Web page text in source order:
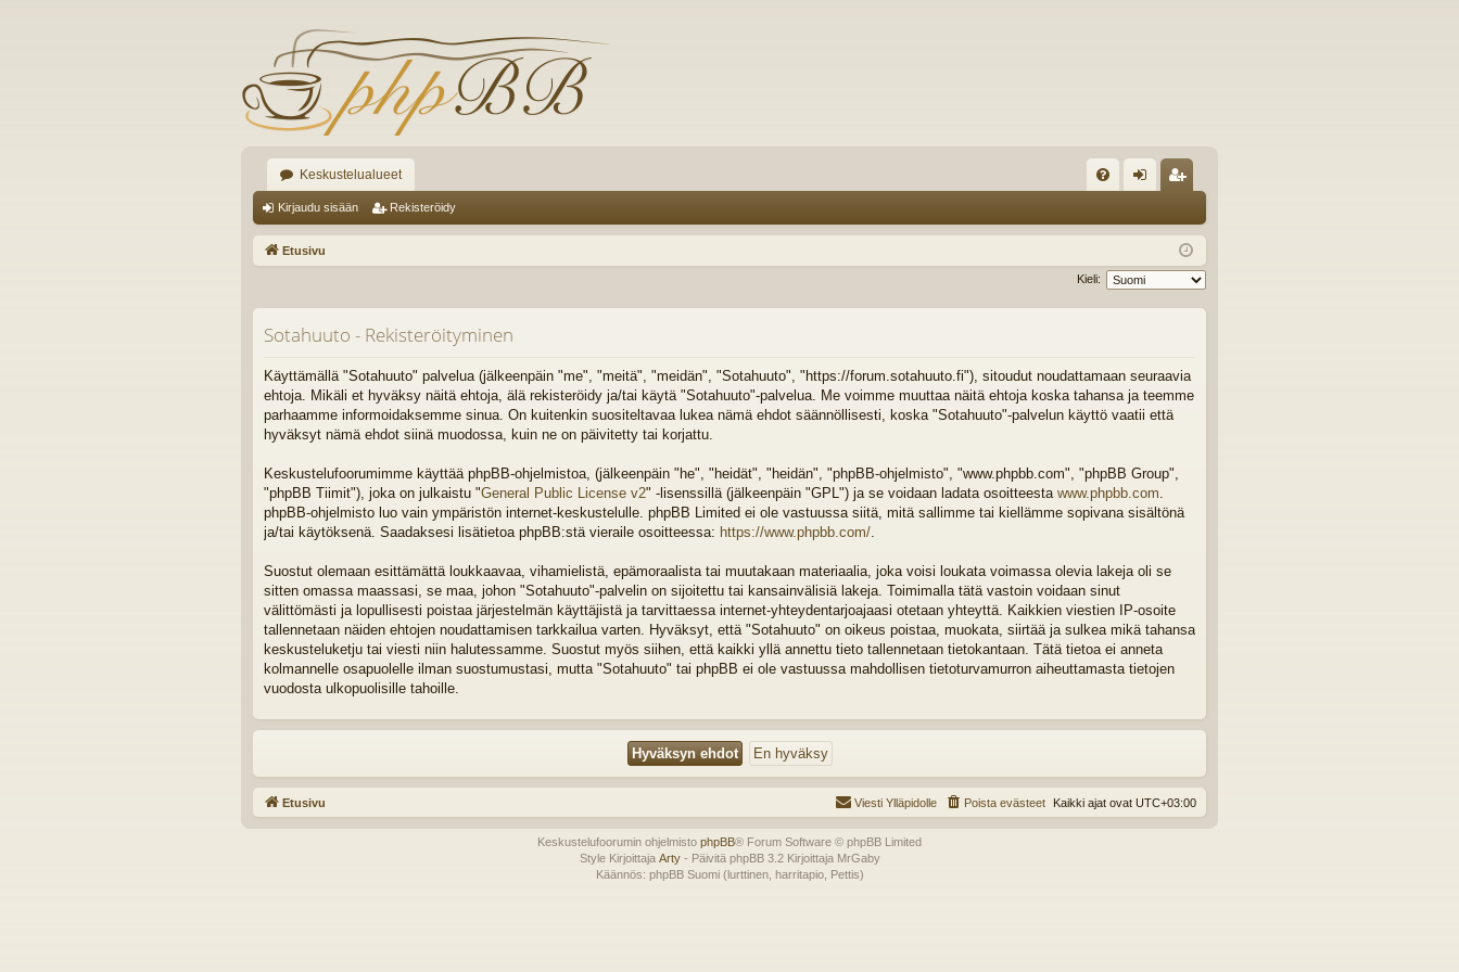
Keskustelualueet
K
K
au
du
si
än
ist
er
öi
Kirjaudu sisään Rekisteröidy
Etusivu
Kieli:
Sotahuuto - Rekisteröityminen
Käyttämällä "Sotahuuto" palvelua (jälkeenpäin "me", "meitä", "meidän", "Sotahuuto", "https://forum.sotahuuto.fi"), sitoudut noudattamaan seuraavia
ehtoja. Mikäli et hyväksy näitä ehtoja, älä rekisteröidy ja/tai käytä "Sotahuuto"-palvelua. Me voimme muuttaa näitä ehtoja koska tahansa ja teemme
parhaamme informoidaksemme sinua. On kuitenkin suositeltavaa lukea nämä ehdot säännöllisesti, koska "Sotahuuto"-palvelun käyttö vaatii että
hyväksyt nämä ehdot siinä muodossa, kuin ne on päivitetty tai korjattu.
Keskustelufoorumimme käyttää phpBB-ohjelmistoa, (jälkeenpäin "he", "heidät", "heidän", "phpBB-ohjelmisto", "www.phpbb.com", "phpBB Group",
"phpBB Tiimit"), joka on julkaistu "General Public License v2" -lisenssillä (jälkeenpäin "GPL") ja se voidaan ladata osoitteesta www.phpbb.com.
phpBB-ohjelmisto luo vain ympäristön internet-keskustelulle. phpBB Limited ei ole vastuussa siitä, mitä sallimme tai kiellämme sopivana sisältönä
ja/tai käytöksenä. Saadaksesi lisätietoa phpBB:stä vieraile osoitteessa: https://www.phpbb.com/.
Suostut olemaan esittämättä loukkaavaa, vihamielistä, epämoraalista tai muutakaan materiaalia, joka voisi loukata voimassa olevia lakeja oli se
sitten omassa maassasi, se maa, johon "Sotahuuto"-palvelin on sijoitettu tai kansainvälisiä lakeja. Toimimalla tätä vastoin voidaan sinut
välittömästi ja lopullisesti poistaa järjestelmän käyttäjistä ja tarvittaessa internet-yhteydentarjoajaasi otetaan yhteyttä. Kaikkien viestien IP-osoite
tallennetaan näiden ehtojen noudattamisen tarkkailua varten. Hyväksyt, että "Sotahuuto" on oikeus poistaa, muokata, siirtää ja sulkea mikä tahansa
keskusteluketju tai viesti niin halutessamme. Suostut myös siihen, että kaikki yllä annettu tieto tallennetaan tietokantaan. Tätä tietoa ei anneta
kolmannelle osapuolelle ilman suostumustasi, mutta "Sotahuuto" tai phpBB ei ole vastuussa mahdollisen tietoturvamurron aiheuttamasta tietojen
vuodosta ulkopuolisille tahoille.
Etusivu Kaikki ajat ovat UTC+03:00
Poista evästeet
Viesti Ylläpidolle
Keskustelufoorumin ohjelmisto phpBB® Forum Software © phpBB Limited
Style Kirjoittaja Arty- Päivitä phpBB 3.2 Kirjoittaja MrGaby
Käännös: phpBB Suomi (lurttinen, harritapio, Pettis)